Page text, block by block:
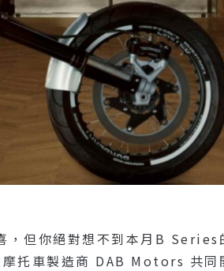
但你絕對想不到本月B Series
托車製造商 DAB Motors 共同